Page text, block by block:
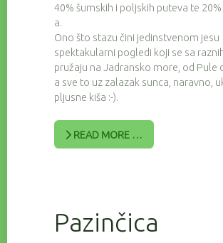
40% šumskih i poljskih puteva te
a.
Ono što stazu čini jedinstvenom jesu
spektakularni pogledi koji se sa
pružaju na Jadransko more, od Pule
a sve to uz zalazak sunca, naravno,
pljusne kiša :-).
READ MORE …
Pazinčica